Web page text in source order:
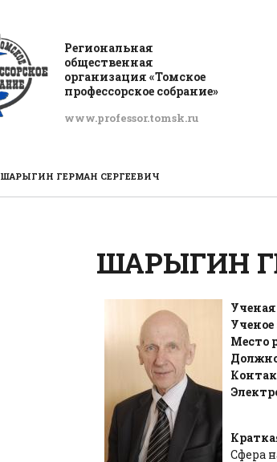
Региональная
общественная
организация «Томское
профессорское собрание»
www.professor.tomsk.ru
ШАРЫГИН ГЕРМАН СЕРГЕЕВИЧ
ШАРЫГИН
Ученое
Место
Сфера